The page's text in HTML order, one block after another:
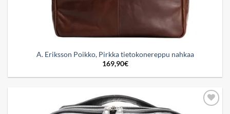
A. Eriksson Poikko, Pirkka tietokonereppu nahkaa
169,90€